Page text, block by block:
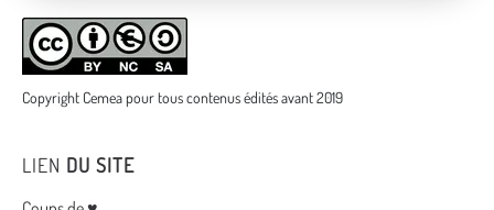
Copyright Cemea pour tous contenus édités avant 2019
LIEN DU SITE